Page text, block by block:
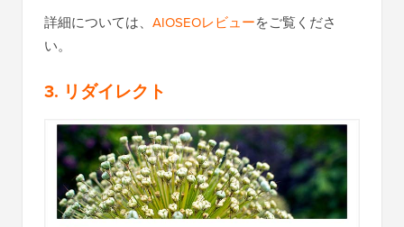
詳細については、 AIOSEOレビューをご覧くださ
い。
3. リダイレクト